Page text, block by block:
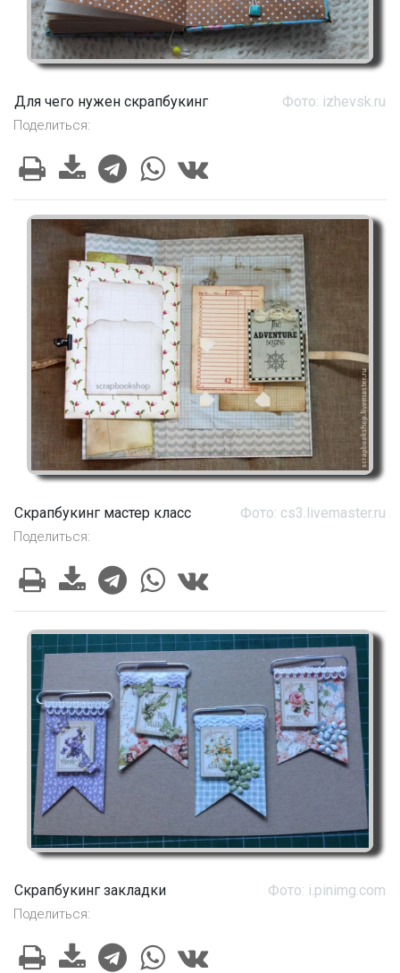
Для чего нужен скрапбукинг Фото: izhevsk.ru
Поделиться:
Скрапбукинг мастер класс Фото: cs3.livemaster.ru
Поделиться:
Скрапбукинг закладки Фото: i.pinimg.com
Поделиться: